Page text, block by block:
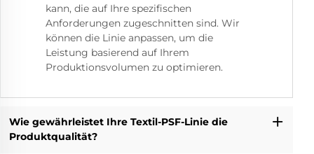
kann, die auf Ihre spezifischen
Anforderungen zugeschnitten sind. Wir
können die Linie anpassen, um die
Leistung basierend auf Ihrem
Produktionsvolumen zu optimieren.
Wie gewährleistet Ihre Textil-PSF-Linie die
Produktqualität?